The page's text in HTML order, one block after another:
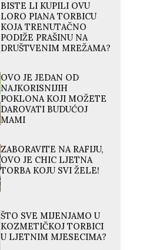
BISTE LI KUPILI OVU
LORO PIANA TORBICU
KOJA TRENUTAČNO
PODIŽE PRAŠINU NA
DRUŠTVENIM MREŽAMA?
OVO JE JEDAN OD
NAJKORISNIJIH
POKLONA KOJI MOŽETE
DAROVATI BUDUĆOJ
MAMI
ZABORAVITE NA RAFIJU,
OVO JE CHIC LJETNA
TORBA KOJU SVI ŽELE!
ŠTO SVE MIJENJAMO U
KOZMETIČKOJ TORBICI
U LJETNIM MJESECIMA?